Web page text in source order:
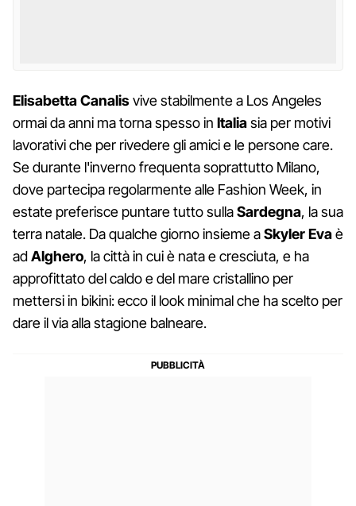
Elisabetta Canalisvive stabilmente a Los Angeles
ormai da anni ma torna spesso in Italiasia per motivi
lavorativi che per rivedere gli amici e le persone care.
Se durante l'inverno frequenta soprattutto Milano,
dove partecipa regolarmente alle Fashion Week, in
estate preferisce puntare tutto sullaSardegna, la sua
terra natale. Da qualche giorno insieme aSkyler Evaè
adAlghero, la città in cui è nata e cresciuta, e ha
approfittato del caldo e del mare cristallino per
mettersi in bikini: ecco il look minimal che ha scelto per
dare il via alla stagione balneare.